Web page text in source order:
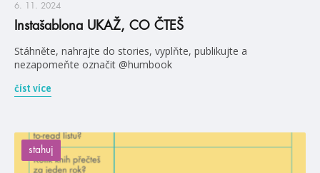
6. 11. 2024
Instašablona UKAŽ, CO ČTEŠ
Stáhněte, nahrajte do stories, vyplňte, publikujte a
nezapomeňte označit @humbook
číst více
stahuj